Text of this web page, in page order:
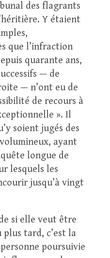
des flagrants
Y étaient
que l’infraction
quarante ans,
— de
— n’ont eu de
de recours à
». Il
soient jugés des
ayant
longue de
lesquels les
jusqu’à vingt
si elle veut être
tard, c’est la
poursuivie